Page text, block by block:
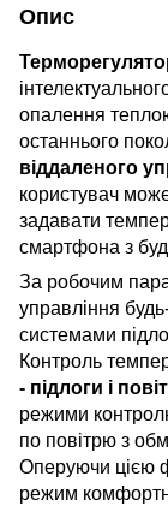
Опис
опалення
останнього
віддаленого
користувач
задавати
смартфона з
За робочим
управління
системами
Контроль
- підлоги і
режими
по повітрю з
Оперуючи цією
режим